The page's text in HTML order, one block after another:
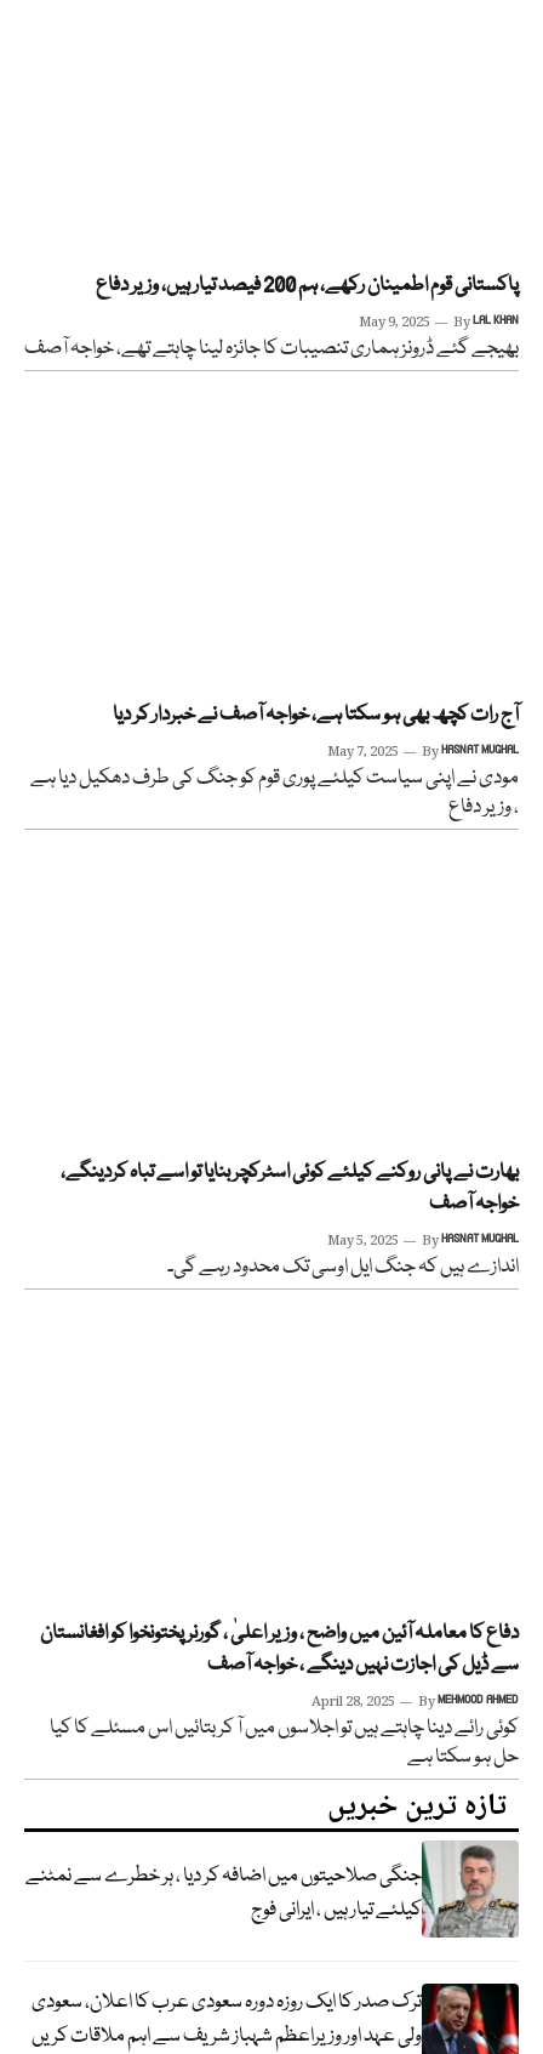
پاکستانی قوم اطمینان رکھے، ہم 200 فیصد تیار ہیں، وزیر دفاع
May 9, 2025 ByLAL KHAN
بھیجے گئے ڈرونز ہماری تنصیبات کا جائزہ لینا چاہتے تھے، خواجہ آصف
آج رات کچھ بھی ہو سکتا ہے، خواجہ آصف نے خبردار کر دیا
May 7, 2025 ByHASNAT MUGHAL
مودی نے اپنی سیاست کیلئے پوری قوم کو جنگ کی طرف دھکیل دیا ہے
، وزیر دفاع
بھارت نے پانی روکنے کیلئے کوئی اسٹرکچر بنایا تو اسے تباہ کردینگے،
خواجہ آصف
May 5, 2025 ByHASNAT MUGHAL
اندازے ہیں کہ جنگ ایل اوسی تک محدود رہے گی۔
دفاع کا معاملہ آئین میں واضح ، وزیر اعلیٰ ، گورنر پختونخوا کو افغانستان
سے ڈیل کی اجازت نہیں دینگے ، خواجہ آصف
April 28, 2025 ByMEHMOOD AHMED
کوئی رائے دینا چاہتے ہیں تو اجلاسوں میں آ کر بتائیں اس مسئلے کا کیا
حل ہو سکتا ہے
تازہ ترین خبریں
جنگی صلاحیتوں میں اضافہ کر دیا ، ہر خطرے سے نمٹنے
کیلئے تیار ہیں ، ایرانی فوج
ترک صدر کا ایک روزہ دورہ سعودی عرب کا اعلان، سعودی
ولی عہد اور وزیراعظم شہباز شریف سے اہم ملاقات کریں